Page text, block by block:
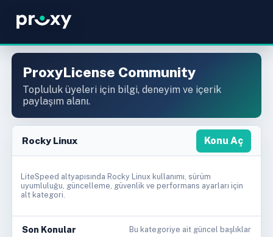
ProxyLicense Community
Topluluk üyeleri için bilgi, deneyim ve içerik
paylaşım alanı.
Rocky Linux Konu Aç
LiteSpeed altyapısında Rocky Linux kullanımı, sürüm
uyumluluğu, güncelleme, güvenlik ve performans ayarları için
alt kategori.
Son Konular Bu kategoriye ait güncel başlıklar